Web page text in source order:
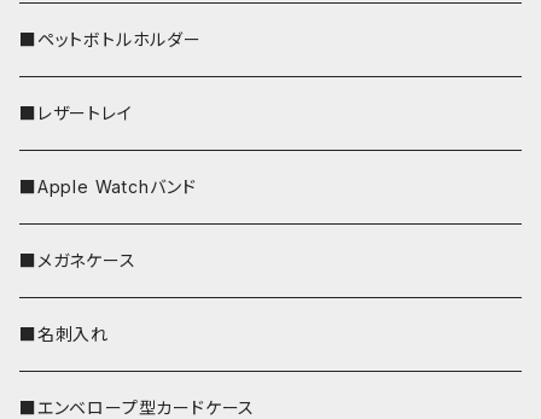
■ペットボトルホルダー
■レザートレイ
■Apple Watchバンド
■メガネケース
■名刺入れ
■エンベロープ型カードケース